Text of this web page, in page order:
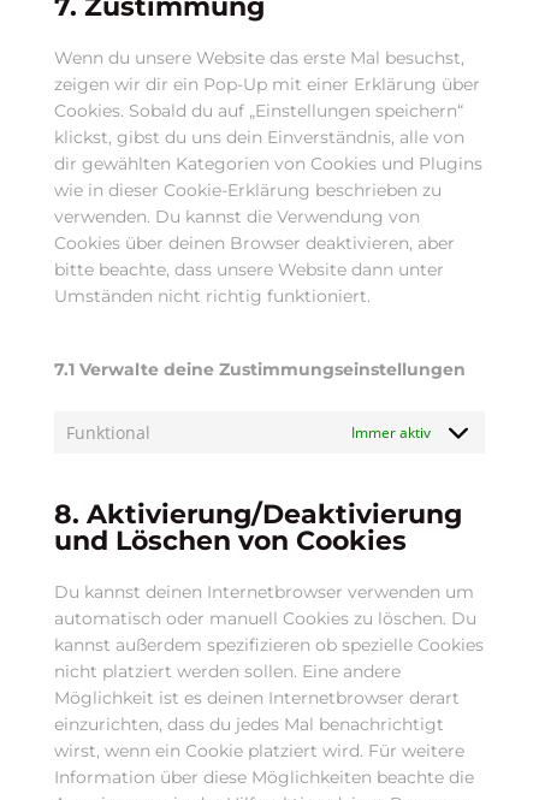
Wenn du unsere Website das erste Mal besuchst,
zeigen wir dir ein Pop-Up mit einer Erklärung über
Cookies. Sobald du auf „Einstellungen speichern“
klickst, gibst du uns dein Einverständnis, alle von
dir gewählten Kategorien von Cookies und Plugins
wie in dieser Cookie-Erklärung beschrieben zu
verwenden. Du kannst die Verwendung von
Cookies über deinen Browser deaktivieren, aber
bitte beachte, dass unsere Website dann unter
Umständen nicht richtig funktioniert.
7.1 Verwalte deine Zustimmungseinstellungen
Funktional Immer aktiv
8. Aktivierung/Deaktivierung
und Löschen von Cookies
Du kannst deinen Internetbrowser verwenden um
automatisch oder manuell Cookies zu löschen. Du
kannst außerdem spezifizieren ob spezielle Cookies
nicht platziert werden sollen. Eine andere
Möglichkeit ist es deinen Internetbrowser derart
einzurichten, dass du jedes Mal benachrichtigt
wirst, wenn ein Cookie platziert wird. Für weitere
Information über diese Möglichkeiten beachte die